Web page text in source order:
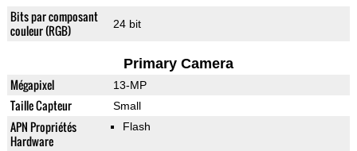
Bits par composant
couleur (RGB)
24 bit
Primary Camera
Mégapixel 13-MP
Taille Capteur Small
APN Propriétés
Hardware
Flash